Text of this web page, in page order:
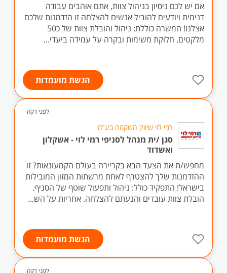
אם יש לכם ניסיון בניהול צוות, אתם אוהבים עבודה
דנימית ויודעים להוביל אנשים להצלחה זו הזדמנות שלכם
אצלנו! המשרה כוללת: ניהול והובלת צוות של כ50
מלקטים. חלוקת משימות ובקרה על עמידה ביעדי...
הגשת מועמדות
לפני דקה
רמי לוי שיווק השקמה בע"מ
סגן /ית מנהל לסניפי רמי לוי - אשקלון
ואשדוד
מחפש/ת את הצעד הבא בקריירה בעולם הקמעונאות? זו
ההזדמנות שלך להצטרף לאחת מרשתות המזון המובילות
בישראל! התפקיד כולל: ניהול ותפעול שוטף של הסניף.
הובלת צוות עובדים והנעתם להצלחה. אחריות על הש...
הגשת מועמדות
לפני דקה